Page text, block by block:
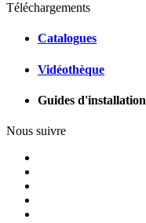
Téléchargements
Catalogues
Vidéothèque
Guides d'installation
Nous suivre